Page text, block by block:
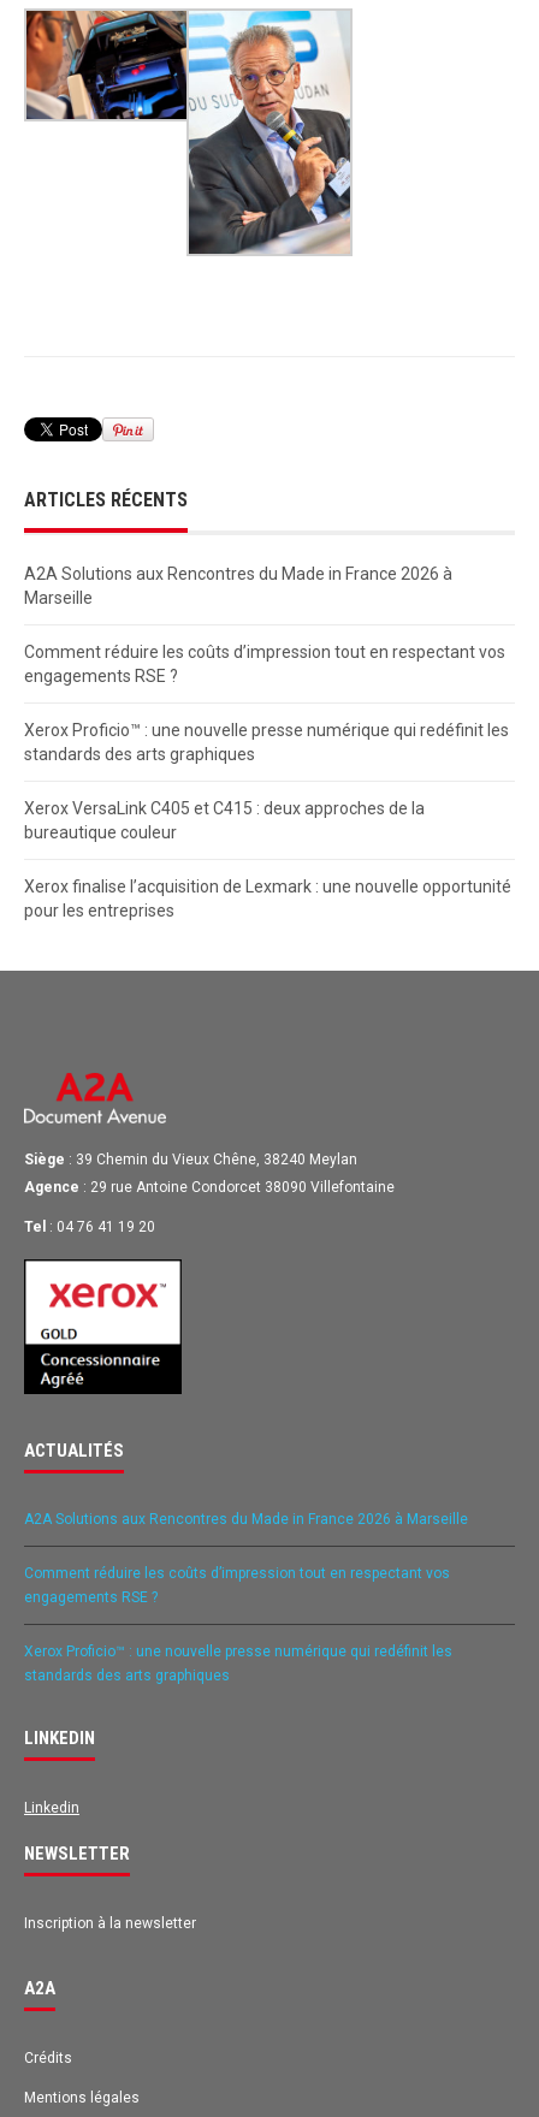
ARTICLES RÉCENTS
A2A Solutions aux Rencontres du Made in France 2026 à
Marseille
Comment réduire les coûts d’impression tout en respectant vos
engagements RSE ?
Xerox Proficio™ : une nouvelle presse numérique qui redéfinit les
standards des arts graphiques
Xerox VersaLink C405 et C415 : deux approches de la
bureautique couleur
Xerox finalise l’acquisition de Lexmark : une nouvelle opportunité
pour les entreprises
Siège : 39 Chemin du Vieux Chêne, 38240 Meylan
Agence : 29 rue Antoine Condorcet 38090 Villefontaine
Tel : 04 76 41 19 20
ACTUALITÉS
A2A Solutions aux Rencontres du Made in France 2026 à Marseille
Comment réduire les coûts d’impression tout en respectant vos
engagements RSE ?
Xerox Proficio™ : une nouvelle presse numérique qui redéfinit les
standards des arts graphiques
LINKEDIN
Linkedin
NEWSLETTER
Inscription à la newsletter
A2A
Crédits
Mentions légales